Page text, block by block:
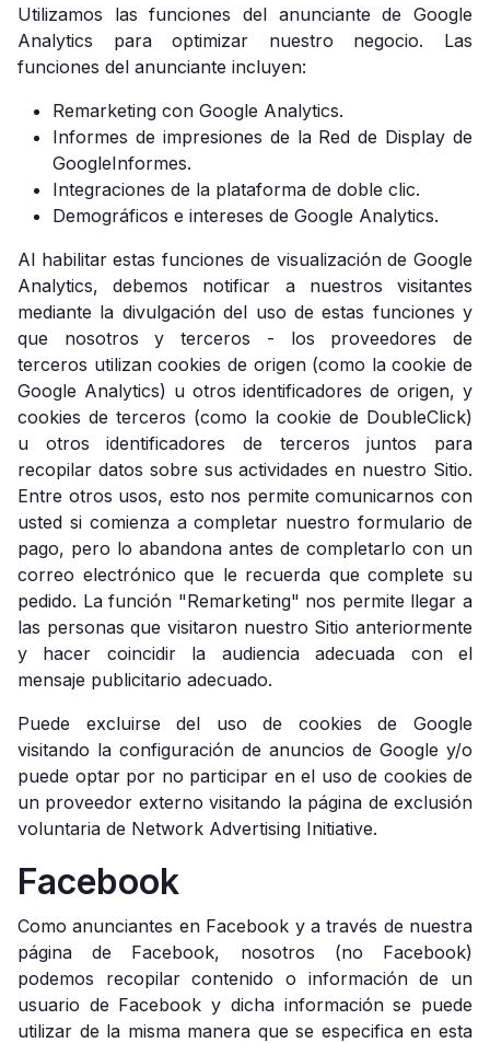
Utilizamos las funciones del anunciante de Google
Analytics para optimizar nuestro negocio. Las
funciones del anunciante incluyen:
Remarketing con Google Analytics.
Informes de impresiones de la Red de Display de
GoogleInformes.
Integraciones de la plataforma de doble clic.
Demográficos e intereses de Google Analytics.
Al habilitar estas funciones de visualización de Google
Analytics, debemos notificar a nuestros visitantes
mediante la divulgación del uso de estas funciones y
que nosotros y terceros - los proveedores de
terceros utilizan cookies de origen (como la cookie de
Google Analytics) u otros identificadores de origen, y
cookies de terceros (como la cookie de DoubleClick)
u otros identificadores de terceros juntos para
recopilar datos sobre sus actividades en nuestro Sitio.
Entre otros usos, esto nos permite comunicarnos con
usted si comienza a completar nuestro formulario de
pago, pero lo abandona antes de completarlo con un
correo electrónico que le recuerda que complete su
pedido. La función "Remarketing" nos permite llegar a
las personas que visitaron nuestro Sitio anteriormente
y hacer coincidir la audiencia adecuada con el
mensaje publicitario adecuado.
Puede excluirse del uso de cookies de Google
visitando la configuración de anuncios de Google y/o
puede optar por no participar en el uso de cookies de
un proveedor externo visitando la página de exclusión
voluntaria de Network Advertising Initiative.
Facebook
Como anunciantes en Facebook y a través de nuestra
página de Facebook, nosotros (no Facebook)
podemos recopilar contenido o información de un
usuario de Facebook y dicha información se puede
utilizar de la misma manera que se especifica en esta